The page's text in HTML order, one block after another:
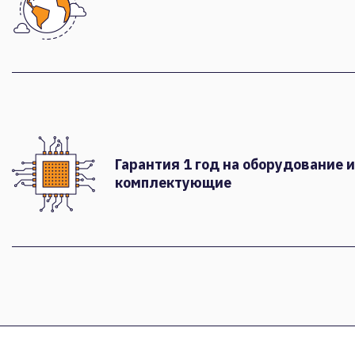
Гарантия 1 год на оборудование и
комплектующие